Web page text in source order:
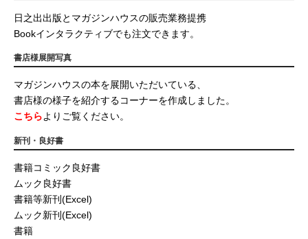
日之出出版とマガジンハウスの販売業務提携
Bookインタラクティブでも注文できます。
書店様展開写真
マガジンハウスの本を展開いただいている、
書店様の様子を紹介するコーナーを作成しました。
こちらよりご覧ください。
新刊・良好書
書籍コミック良好書
ムック良好書
書籍等新刊(Excel)
ムック新刊(Excel)
書籍